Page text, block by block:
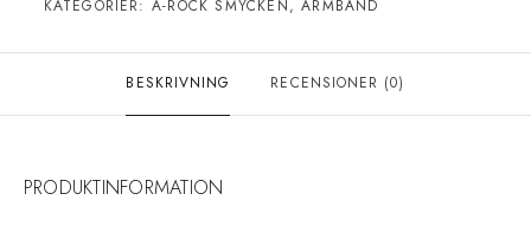
KATEGORIER: A-ROCK SMYCKEN,ARMBAND
BESKRIVNING RECENSIONER (0)
PRODUKTINFORMATION